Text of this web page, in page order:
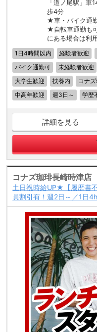
「道ノ尾駅」車
歩4分
★車・バイク通
★自転車通勤も
にある場合は利用
1日4時間以内 経験者歓迎
バイク通勤可
未経験者歓迎
大学生歓迎
扶養内 コナ
中高年歓迎
週3日～ 学歴
詳細を見る
コナズ珈琲長崎時津店
土日祝時給UP★【履歴書
員割引有！週2日～／1日